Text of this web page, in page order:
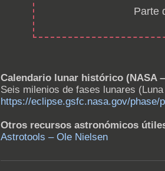
Parte
Calendario lunar histórico (NASA
Seis milenios de fases lunares
https://eclipse.gsfc.nasa.gov/phase/
Otros recursos astronómicos
Astrotools – Ole Nielsen